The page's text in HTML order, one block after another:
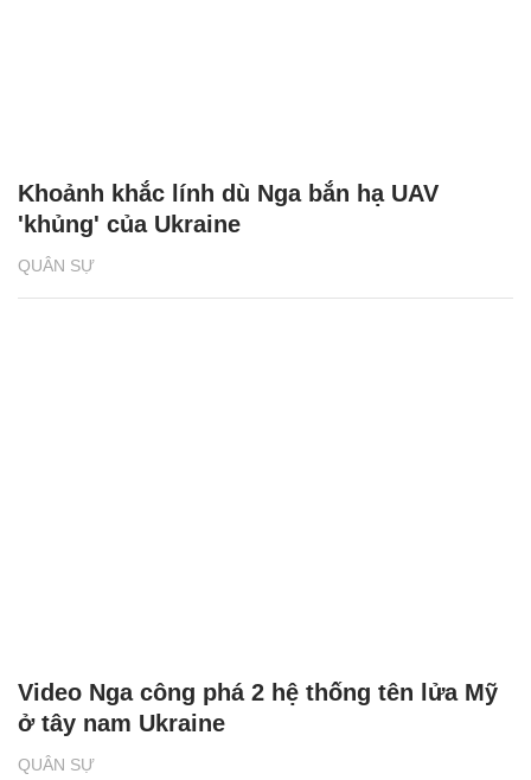
QUÂN SỰ
Khoảnh khắc lính dù Nga bắn hạ UAV
'khủng' của Ukraine
QUÂN SỰ
Video Nga công phá 2 hệ thống tên lửa Mỹ
ở tây nam Ukraine